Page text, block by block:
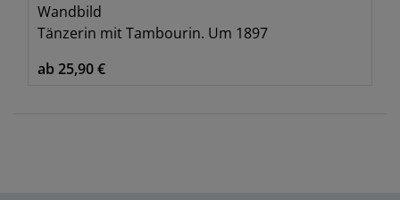
Wandbild
Tänzerin mit Tambourin. Um 1897
ab 25,90 €